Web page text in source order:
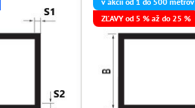
ZĽAVY od 5 % až do 25 %